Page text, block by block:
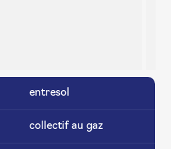
entresol
collectif au gaz